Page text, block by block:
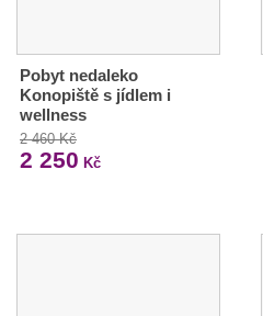
Pobyt nedaleko
Konopiště s jídlem i
wellness
2 460 Kč
2 250 Kč